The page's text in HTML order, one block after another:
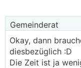
Gemeinderat
Okay, dann
diesbezüglich :D
Die Zeit ist ja